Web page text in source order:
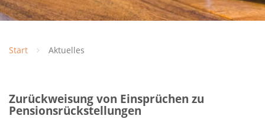
Start Aktuelles
Zurückweisung von Einsprüchen zu
Pensionsrückstellungen